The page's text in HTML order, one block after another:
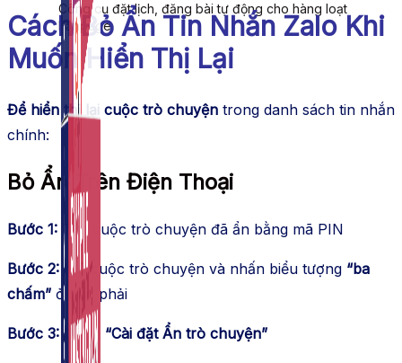
Công cụ đặt lịch, đăng bài tự động cho hàng loạt
Fanpage.
Cách Bỏ Ẩn Tin Nhắn Zalo Khi
Muốn Hiển Thị Lại
Để hiển thị lại cuộc trò chuyện trong danh sách tin nhắn
chính:
Bỏ Ẩn Trên Điện Thoại
Bước 1: Tìm cuộc trò chuyện đã ẩn bằng mã PIN
Bước 2: Mở cuộc trò chuyện và nhấn biểu tượng “ba
chấm” ở góc phải
Bước 3: Chọn “Cài đặt Ẩn trò chuyện”